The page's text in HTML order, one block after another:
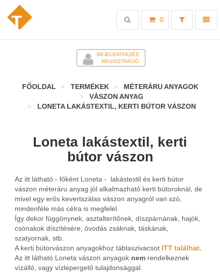
Toggle
0
Toggle
search
BEJELENTKEZÉS
REGISZTRÁCIÓ
FŐOLDAL TERMÉKEK
MÉTERÁRU ANYAGOK
VÁSZON ANYAG
LONETA LAKÁSTEXTIL, KERTI BÚTOR VÁSZON
Loneta lakástextil, kerti
bútor vászon
Az itt látható - főként Loneta - lakástextil és kerti bútor
vászon méteráru anyag jól alkalmazható kerti bútoroknál, de
mivel egy erős kevertszálas vászon anyagról van szó,
mindenféle más célra is megfelel.
Így dekor függönynek, asztalterítőnek, díszpárnának, hajók,
csónakok díszítésére, óvodás zsáknak, táskának,
szatyornak, stb.
A kerti bútorvászon anyagokhoz táblaszivacsot ITT találhat.
Az itt látható Loneta vászon anyagok nem rendelkeznek
vízálló, vagy vízlepergető tulajdonsággal.